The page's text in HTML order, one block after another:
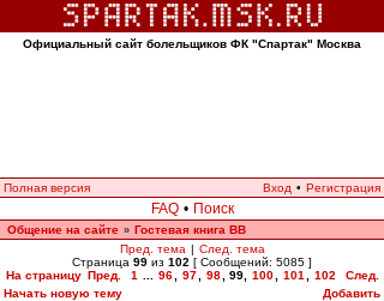
Официальный сайт болельщиков ФК "Спартак" Москва
Полная версия Вход • Регистрация
FAQ • Поиск
Общение на сайте » Гостевая книга ВВ
Пред. тема | След. тема
Страница 99 из 102 [ Сообщений: 5085 ]
На страницу Пред. 1 96 97 98 99, 100 101 102
След.
Начать новую тему
Добавить